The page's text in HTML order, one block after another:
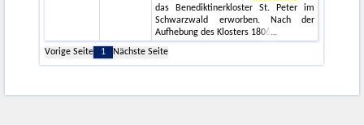
das Benediktinerkloster St. Peter im
Schwarzwald erworben. Nach der
Aufhebung des Klosters 1806
Vorige Seite
1 Nächste Seite